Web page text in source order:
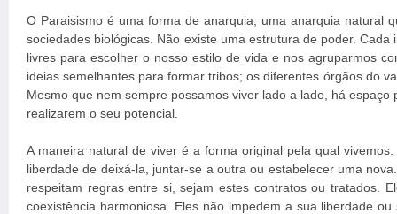
O Paraisismo é uma forma de anarquia; uma anarquia natural
sociedades biológicas. Não existe uma estrutura de poder.
livres para escolher o nosso estilo de vida e nos agruparmos
ideias semelhantes para formar tribos; os diferentes órgãos do
Mesmo que nem sempre possamos viver lado a lado, há espaço
realizarem o seu potencial.
A maneira natural de viver é a forma original pela qual
liberdade de deixá-la, juntar-se a outra ou estabelecer uma
respeitam regras entre si, sejam estes contratos ou tratados.
coexistência harmoniosa. Eles não impedem a sua liberdade